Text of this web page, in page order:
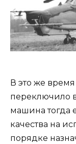
В это же
переключило
машина тогда
качества на
порядке